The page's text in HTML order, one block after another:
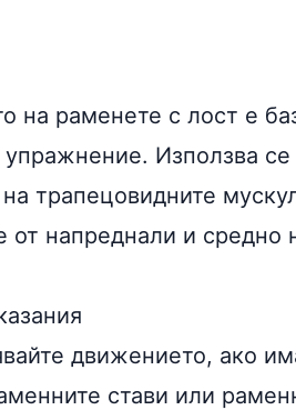
на раменете с лост е
Използва
на трапецовидните
от напреднали и
движението, ако
стави или